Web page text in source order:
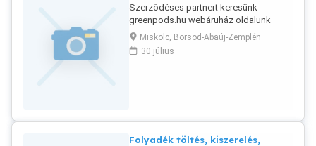
Szerződéses partnert keresünk
greenpods.hu webáruház oldalunk
működőképessé tételére és
működtetésére, üzemeltetésére. A
működéshez szükséges finanszírozást,
Miskolc, Borsod-Abaúj-Zemplén
30 július
Folyadék töltés, kiszerelés,